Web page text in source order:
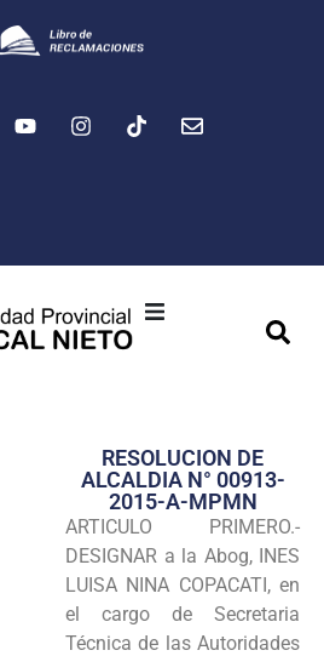
Transparencia
Seguridad
Programas
Intranet
RESOLUCION DE
ALCALDIA N° 00913-
2015-A-MPMN
ARTICULO PRIMERO.-
DESIGNAR a la Abog, INES
LUISA NINA COPACATI, en
el cargo de Secretaria
Técnica de las Autoridades